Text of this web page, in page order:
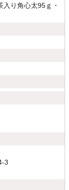
り角心太95ｇ・
3